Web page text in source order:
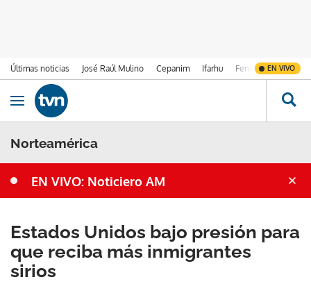
Últimas noticias José Raúl Mulino Cepanim Ifarhu Fenómeno de El
EN VIVO
Ir al contenido
Obrir navegació
Norteamérica
EN VIVO: Noticiero AM
Estados Unidos bajo presión para
que reciba más inmigrantes
sirios